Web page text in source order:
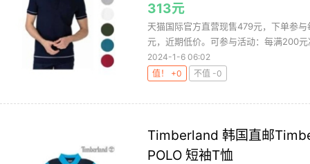
313元
天猫国际官方直营现售479元，下单参
元，近期低价。可参与活动：每满200
2024-1-6 06:02
值！ +0
不值 -0
Timberland 韩国直邮
POLO 短袖T恤